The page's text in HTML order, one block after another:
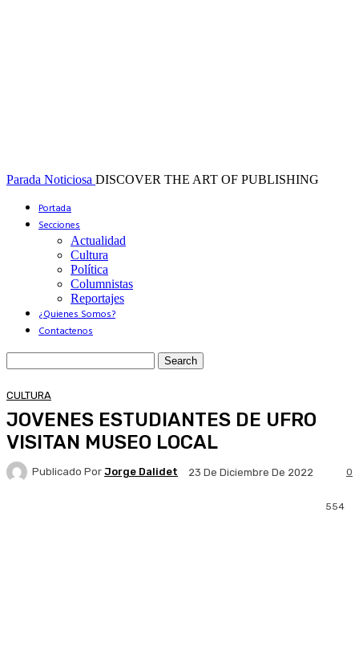
Parada Noticiosa DISCOVER THE ART OF PUBLISHING
Portada
Secciones
Actualidad
Cultura
Política
Columnistas
Reportajes
¿Quienes Somos?
Contactenos
CULTURA
JOVENES ESTUDIANTES DE UFRO
VISITAN MUSEO LOCAL
Publicado Por Jorge Dalidet 23 De Diciembre De 2022 0
554